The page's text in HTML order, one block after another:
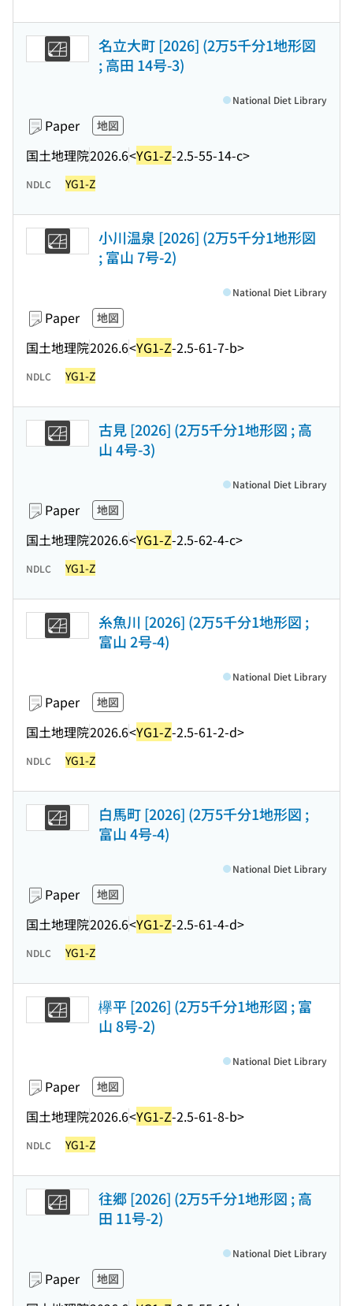
名立大町 [2026] (2万5千分1地形図
; 高田 14号-3)
Paper 地図
国土地理院2026.6<YG1-Z-2.5-55-14-c>
National Diet Library
NDLC YG1-Z
小川温泉 [2026] (2万5千分1地形図
; 富山 7号-2)
Paper 地図
国土地理院2026.6<YG1-Z-2.5-61-7-b>
National Diet Library
NDLC YG1-Z
古見 [2026] (2万5千分1地形図 ; 高
山 4号-3)
Paper 地図
国土地理院2026.6<YG1-Z-2.5-62-4-c>
National Diet Library
NDLC YG1-Z
糸魚川 [2026] (2万5千分1地形図 ;
富山 2号-4)
Paper 地図
国土地理院2026.6<YG1-Z-2.5-61-2-d>
National Diet Library
NDLC YG1-Z
白馬町 [2026] (2万5千分1地形図 ;
富山 4号-4)
Paper 地図
国土地理院2026.6<YG1-Z-2.5-61-4-d>
National Diet Library
NDLC YG1-Z
欅平 [2026] (2万5千分1地形図 ; 富
山 8号-2)
Paper 地図
国土地理院2026.6<YG1-Z-2.5-61-8-b>
National Diet Library
NDLC YG1-Z
往郷 [2026] (2万5千分1地形図 ; 高
田 11号-2)
Paper 地図
National Diet Library